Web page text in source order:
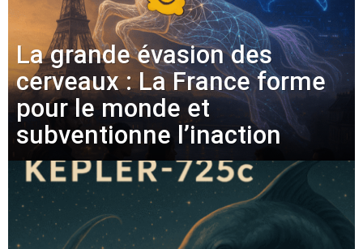
La grande évasion des
cerveaux : La France forme
pour le monde et
subventionne l’inaction